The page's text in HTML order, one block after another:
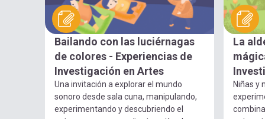
Bailando con las luciérnagas
de colores - Experiencias de
Investigación en Artes
Una invitación a explorar el mundo
sonoro desde sala cuna, manipulando,
experimentando y descubriendo el
La
Niñas y